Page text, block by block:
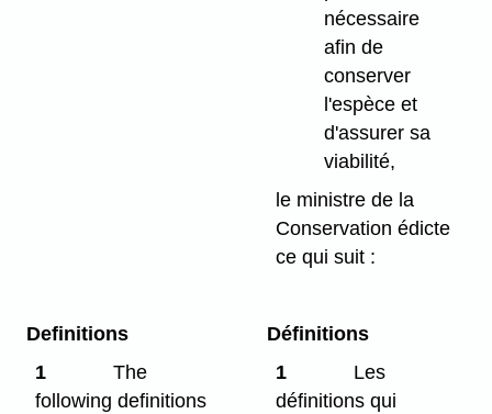
nécessaire
afin de
conserver
l'espèce et
d'assurer sa
viabilité,
le ministre de la
Conservation édicte
ce qui suit :
Definitions
1
The
following definitions
Définitions
1
Les
définitions qui